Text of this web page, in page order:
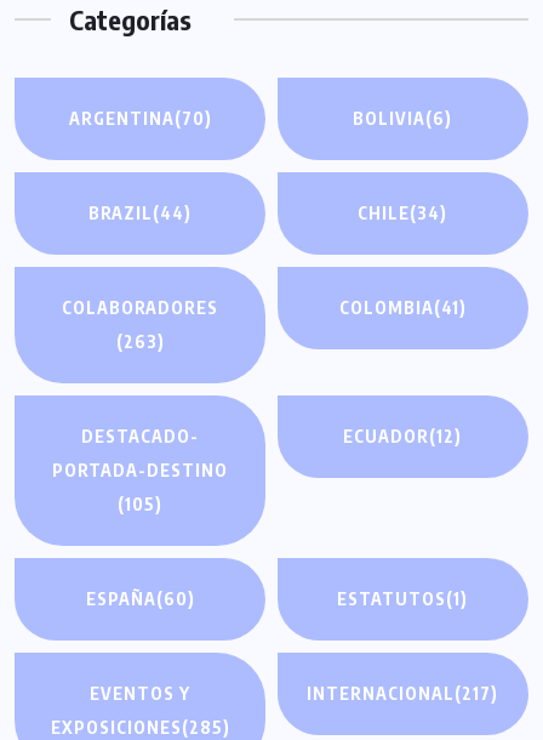
Categorías
ARGENTINA(70) BOLIVIA(6)
BRAZIL(44) CHILE(34)
COLABORADORES
(263)
COLOMBIA(41)
DESTACADO-
PORTADA-DESTINO
(105)
ECUADOR(12)
ESPAÑA(60) ESTATUTOS(1)
EVENTOS Y
EXPOSICIONES(285)
INTERNACIONAL(217)